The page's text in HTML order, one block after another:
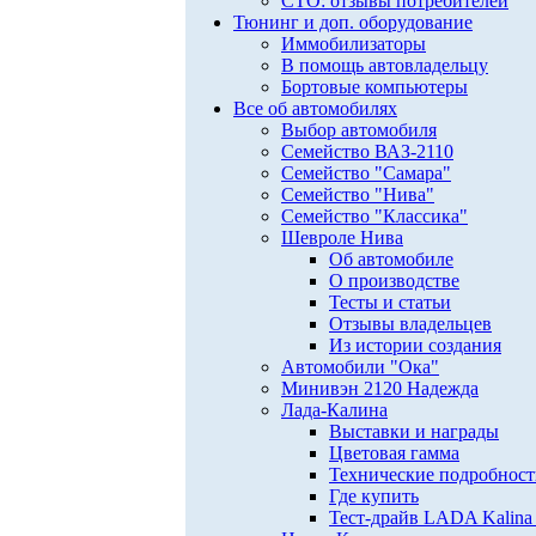
Тюнинг и доп. оборудование
Иммобилизаторы
В помощь автовладельцу
Бортовые компьютеры
Все об автомобилях
Выбор автомобиля
Семейство ВАЗ-2110
Семейство "Самара"
Семейство "Нива"
Семейство "Классика"
Шевроле Нива
Об автомобиле
О производстве
Тесты и статьи
Отзывы владельцев
Из истории создания
Автомобили "Ока"
Минивэн 2120 Надежда
Лада-Калина
Выставки и награды
Цветовая гамма
Технические
Где купить
Тест-драйв LADA Kalina